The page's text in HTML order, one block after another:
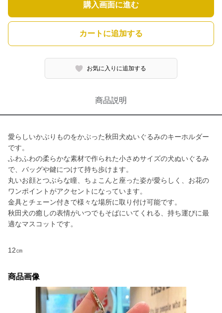
購入画面に進む
カートに追加する
お気に入りに追加する
商品説明
愛らしいかぶりものをかぶった秋田犬ぬいぐるみのキーホルダー
です。
ふわふわの柔らかな素材で作られた小さめサイズの犬ぬいぐるみ
で、バッグや鍵につけて持ち歩けます。
丸いお顔とつぶらな瞳、ちょこんと座った姿が愛らしく、お花の
ワンポイントがアクセントになっています。
金具とチェーン付きで様々な場所に取り付け可能です。
秋田犬の癒しの表情がいつでもそばにいてくれる、持ち運びに最
適なマスコットです。
12㎝
商品画像